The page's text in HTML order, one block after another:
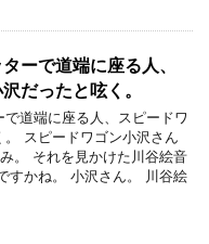
ーで道端に座る人、
だったと呟く。
道端に座る人、スピードワ
。 スピードワゴン小沢さん
。 それを見かけた川谷絵音
すかね。 小沢さん。 川谷絵